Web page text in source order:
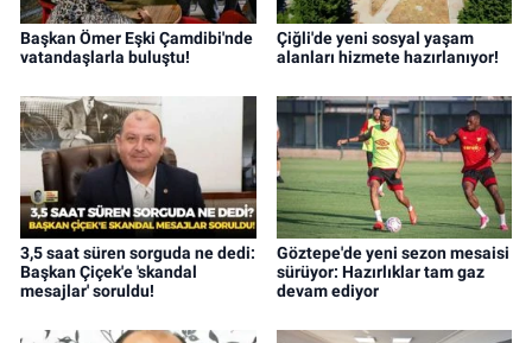
Başkan Ömer Eşki Çamdibi'nde
vatandaşlarla buluştu!
Çiğli'de yeni sosyal yaşam
alanları hizmete hazırlanıyor!
3,5 saat süren sorguda ne dedi:
Başkan Çiçek'e 'skandal
mesajlar' soruldu!
Göztepe'de yeni sezon mesaisi
sürüyor: Hazırlıklar tam gaz
devam ediyor